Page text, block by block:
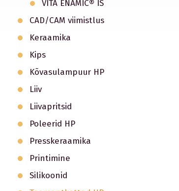
VITA ENAMIC® IS
CAD/CAM viimistlus
Keraamika
Kips
Kõvasulampuur HP
Liiv
Liivapritsid
Poleerid HP
Presskeraamika
Printimine
Silikoonid